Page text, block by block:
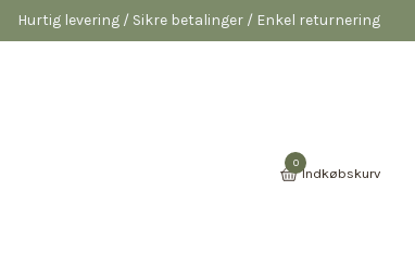
Hurtig levering / Sikre betalinger / Enkel returnering
0
Indkøbskurv